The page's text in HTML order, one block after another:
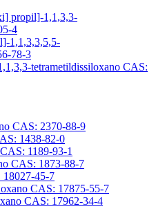
propil]-1,1,3,3-
4
1,1,3,3,5,5-
78-3
tetrametildissiloxano CAS:
CAS: 2370-88-9
1438-82-0
1189-93-1
CAS: 1873-88-7
45-7
CAS: 17875-55-7
CAS: 17962-34-4